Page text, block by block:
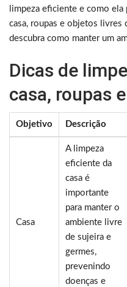
limpeza eficiente e como ela
casa, roupas e objetos livres
descubra como manter um
Dicas de
casa, roupas
Objetivo Descrição
Casa
A limpeza
eficiente da
casa é
importante
para manter o
ambiente livre
de sujeira e
germes,
prevenindo
doenças e